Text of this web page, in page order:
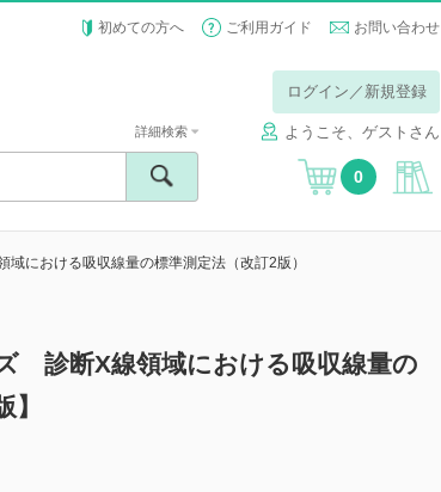
初めての方へ ご利用ガイド お問い合わせ
ログイン／新規登録
ようこそ、ゲストさん
詳細検索
0
における吸収線量の標準測定法（改訂2版）
診断X線領域における吸収線量の